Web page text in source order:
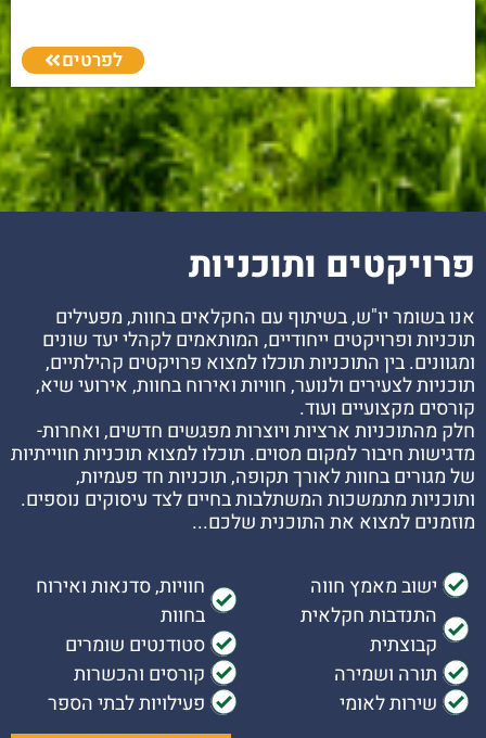
לפרטים
פרויקטים ותוכניות
אנו בשומר יו"ש, בשיתוף עם החקלאים בחוות, מפעילים
תוכניות ופרויקטים ייחודיים, המותאמים לקהלי יעד שונים
ומגוונים. בין התוכניות תוכלו למצוא פרויקטים קהילתיים,
תוכניות לצעירים ולנוער, חוויות ואירוח בחוות, אירועי שיא,
קורסים מקצועיים ועוד.
חלק מהתוכניות ארציות ויוצרות מפגשים חדשים, ואחרות-
מדגישות חיבור למקום מסוים. תוכלו למצוא תוכניות חווייתיות
של מגורים בחוות לאורך תקופה, תוכניות חד פעמיות,
ותוכניות מתמשכות המשתלבות בחיים לצד עיסוקים נוספים.
מוזמנים למצוא את התוכנית שלכם...
ישוב מאמץ חווה
התנדבות חקלאית
קבוצתית
תורה ושמירה
שירות לאומי
חוויות, סדנאות ואירוח
בחוות
סטודנטים שומרים
קורסים והכשרות
פעילויות לבתי הספר